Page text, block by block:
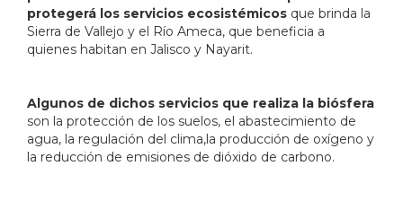
protegerá los servicios ecosistémicos que brinda la
Sierra de Vallejo y el Río Ameca, que beneficia a
quienes habitan en Jalisco y Nayarit.
Algunos de dichos servicios que realiza la biósfera
son la protección de los suelos, el abastecimiento de
agua, la regulación del clima,la producción de oxígeno y
la reducción de emisiones de dióxido de carbono.